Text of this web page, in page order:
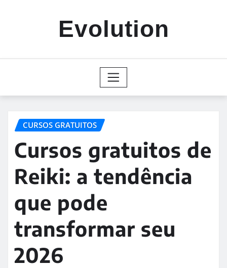
Evolution
CURSOS GRATUITOS
Cursos gratuitos de
Reiki: a tendência
que pode
transformar seu
2026